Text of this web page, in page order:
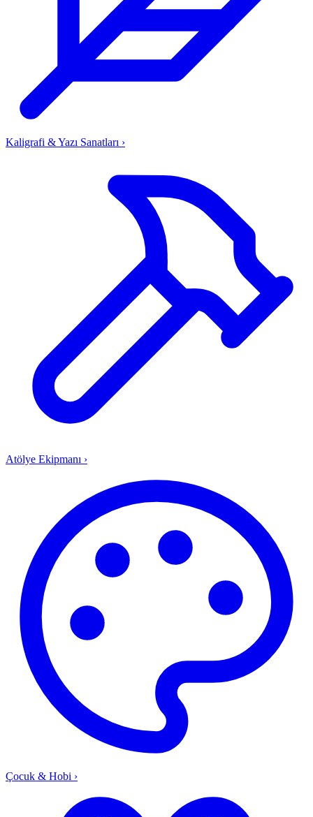
Kaligrafi & Yazı Sanatları ›
Atölye Ekipmanı ›
Çocuk & Hobi ›